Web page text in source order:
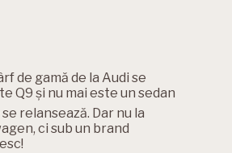
de gamă de la Audi se
Q9 și nu mai este un sedan
relansează. Dar nu la
ci sub un brand